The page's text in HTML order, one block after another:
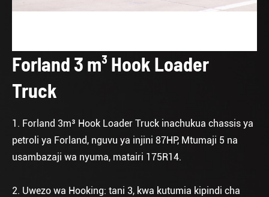
Forland 3 m³ Hook Loader
Truck
1. Forland 3m³ Hook Loader Truck inachukua chassis ya
petroli ya Forland, nguvu ya injini 87HP, Mtumaji 5 na
usambazaji wa nyuma, matairi 175R14.
2. Uwezo wa Hooking: tani 3, kwa kutumia kipindi cha